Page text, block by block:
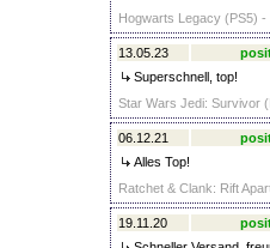
Hogwarts Legacy (PS5) -
13.05.23
Superschnell, top!
Star Wars Jedi: Survivor
06.12.21
Alles Top!
Ratchet & Clank: Rift
19.11.20